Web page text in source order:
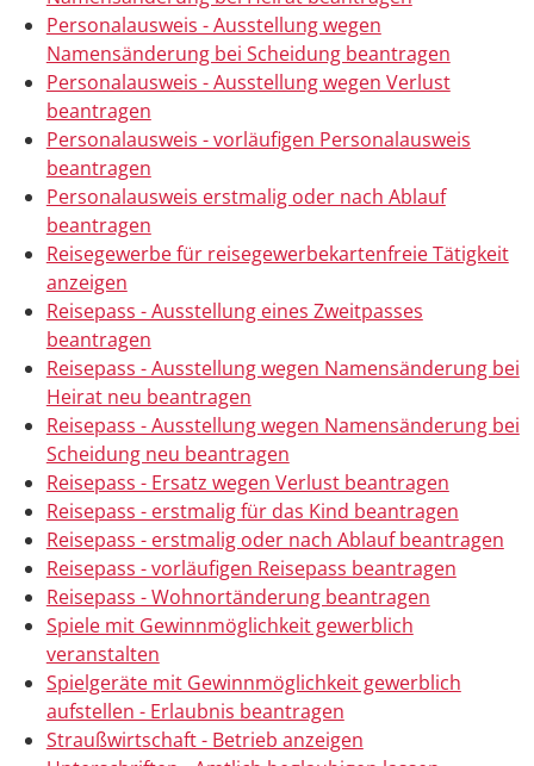
Personalausweis - Ausstellung wegen
Namensänderung bei Scheidung beantragen
Personalausweis - Ausstellung wegen Verlust
beantragen
Personalausweis - vorläufigen Personalausweis
beantragen
Personalausweis erstmalig oder nach Ablauf
beantragen
Reisegewerbe für reisegewerbekartenfreie Tätigkeit
anzeigen
Reisepass - Ausstellung eines Zweitpasses
beantragen
Reisepass - Ausstellung wegen Namensänderung bei
Heirat neu beantragen
Reisepass - Ausstellung wegen Namensänderung bei
Scheidung neu beantragen
Reisepass - Ersatz wegen Verlust beantragen
Reisepass - erstmalig für das Kind beantragen
Reisepass - erstmalig oder nach Ablauf beantragen
Reisepass - vorläufigen Reisepass beantragen
Reisepass - Wohnortänderung beantragen
Spiele mit Gewinnmöglichkeit gewerblich
veranstalten
Spielgeräte mit Gewinnmöglichkeit gewerblich
aufstellen - Erlaubnis beantragen
Straußwirtschaft - Betrieb anzeigen